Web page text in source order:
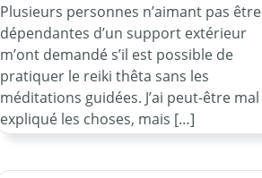
Plusieurs personnes n’aimant pas être
dépendantes d’un support extérieur
m’ont demandé s’il est possible de
pratiquer le reiki thêta sans les
méditations guidées. J’ai peut-être mal
expliqué les choses, mais […]